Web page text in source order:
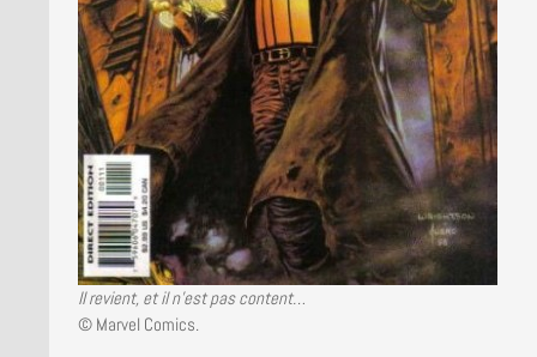
Il revient, et il n’est pas content…
© Marvel Comics.